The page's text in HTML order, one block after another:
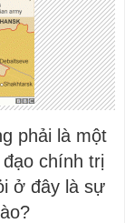
phải là một
chính trị
ở đây là sự